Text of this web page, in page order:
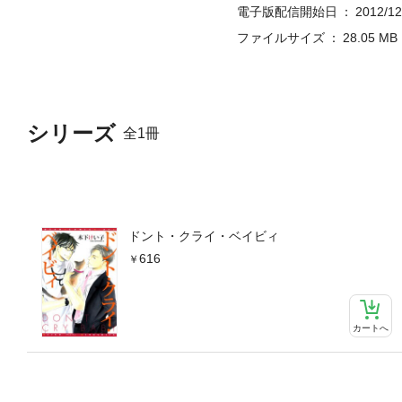
シリーズ 全1冊
ドント・クライ・ベイビィ
616
カートへ
電子版配信開始日
2012/
ファイルサイズ
28.05 MB